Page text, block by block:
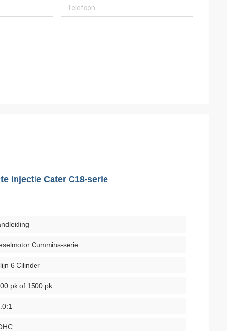
injectie Cater C18-serie
Cummins-serie
6 Cilinder
pk of 1500 pk